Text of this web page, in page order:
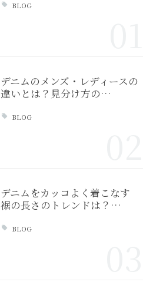
BLOG
デニムのメンズ・レディースの
違いとは？見分け方の…
BLOG
デニムをカッコよく着こなす
裾の長さのトレンドは？…
BLOG